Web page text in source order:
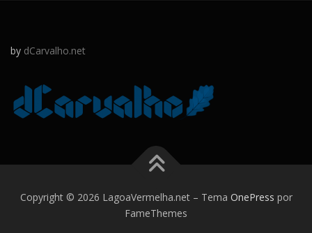
by dCarvalho.net
Copyright © 2026 LagoaVermelha.net – Tema OnePress por
FameThemes